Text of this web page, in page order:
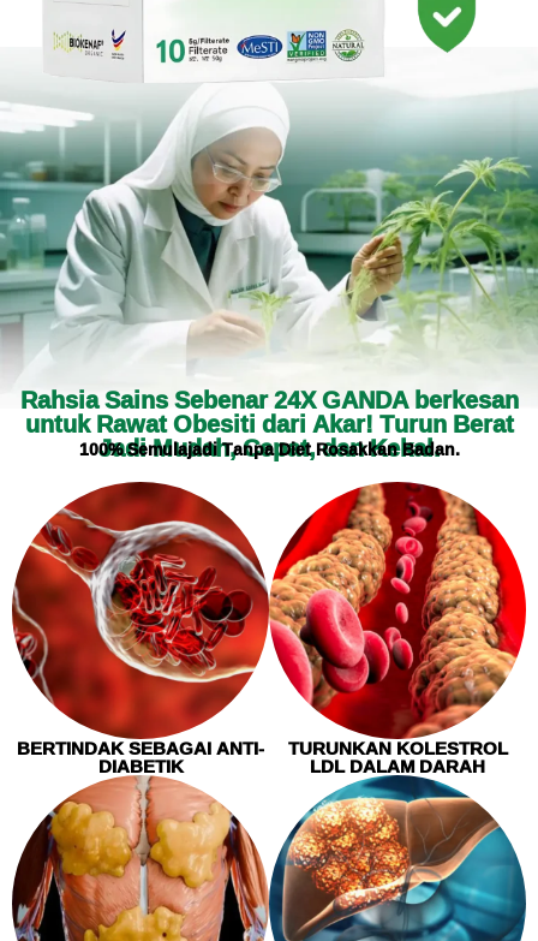
Rahsia Sains Sebenar 24X GANDA berkesan
untuk Rawat Obesiti dari Akar! Turun Berat
Jadi Mudah, Cepat, dan Kekal.
100% Semulajadi Tanpa Diet Rosakkan Badan.
BERTINDAK SEBAGAI ANTI-
DIABETIK
TURUNKAN KOLESTROL
LDL DALAM DARAH